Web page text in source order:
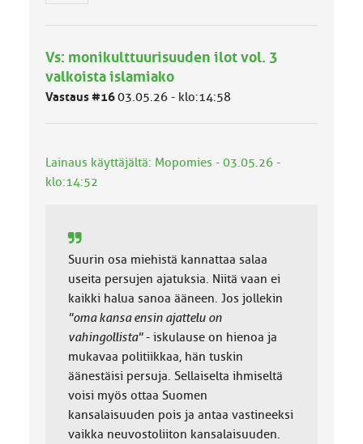
m
ä
u
a
:
Vs: monikulttuurisuuden ilot vol. 3
valkoista islamiako
Vastaus #1603.05.26 - klo:14:58
Lainaus käyttäjältä: Mopomies - 03.05.26 -
klo:14:52
Suurin osa miehistä kannattaa salaa
useita persujen ajatuksia. Niitä vaan ei
kaikki halua sanoa ääneen. Jos jollekin
"oma kansa ensin ajattelu on
vahingollista"- iskulause on hienoa ja
mukavaa politiikkaa, hän tuskin
äänestäisi persuja. Sellaiselta ihmiseltä
voisi myös ottaa Suomen
kansalaisuuden pois ja antaa vastineeksi
vaikka neuvostoliiton kansalaisuuden.